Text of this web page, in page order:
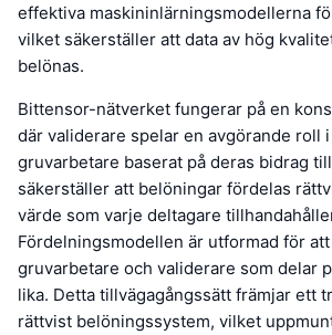
effektiva maskininlärningsmodellerna
vilket säkerställer att data av hög
belönas.
Bittensor-nätverket fungerar på en
där validerare spelar en avgörande roll
gruvarbetare baserat på deras bidrag
säkerställer att belöningar fördelas
värde som varje deltagare
Fördelningsmodellen är utformad för
gruvarbetare och validerare som delar
lika. Detta tillvägagångssätt främjar ett
rättvist belöningssystem, vilket